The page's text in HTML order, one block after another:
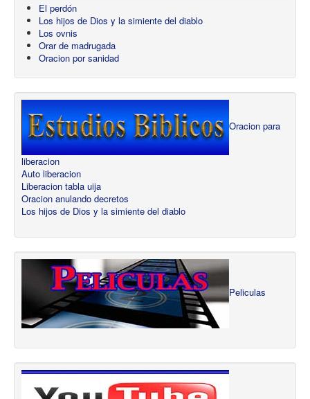
El perdón
Los hijos de Dios y la simiente del diablo
Los ovnis
Orar de madrugada
Oracion por sanidad
Oracion para
liberacion
Auto liberacion
Liberacion tabla uija
Oracion anulando decretos
Los hijos de Dios y la simiente del diablo
Peliculas